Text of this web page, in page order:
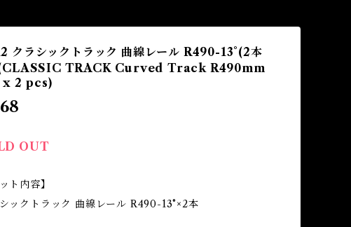
クラシックトラック 曲線レール R490-13°(2本
TRACK Curved Track R490mm
x 2 pcs)
OUT
ト内容】
ックトラック 曲線レール R490-13°×2本